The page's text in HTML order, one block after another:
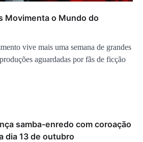
Movimenta o Mundo do
vive mais uma semana de grandes
aguardadas por fãs de ficção
samba-enredo com coroação
dia 13 de outubro